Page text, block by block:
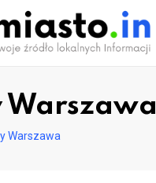
Warszawa
Warszawa